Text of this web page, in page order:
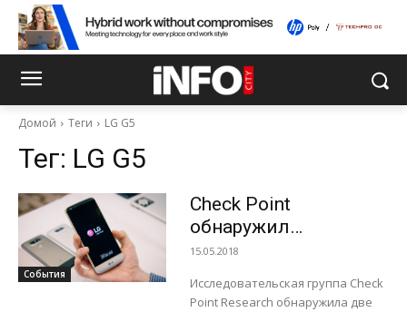
Домой Теги LG G5
Тег: LG G5
События
Check Point
обнаружил
уязвимости
15.05.2018
Исследовательская группа Check
Point Research обнаружила две